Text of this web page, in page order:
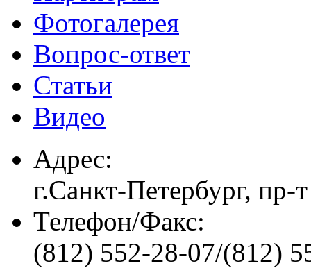
Фотогалерея
Вопрос-ответ
Статьи
Видео
Адрес:
г.Санкт-Петербург, пр-
Телефон/Факс:
(812) 552-28-07/(812)